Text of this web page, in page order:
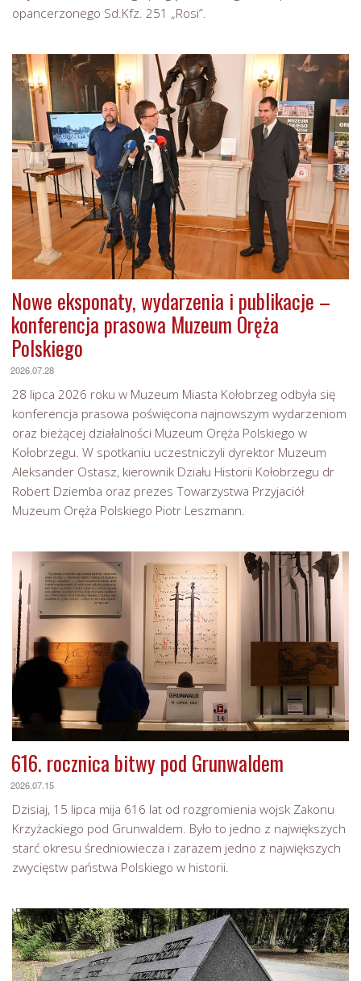
opancerzonego Sd.Kfz. 251 „Rosi”.
Nowe eksponaty, wydarzenia i publikacje –
konferencja prasowa Muzeum Oręża
Polskiego
2026.07.28
28 lipca 2026 roku w Muzeum Miasta Kołobrzeg odbyła się
konferencja prasowa poświęcona najnowszym wydarzeniom
oraz bieżącej działalności Muzeum Oręża Polskiego w
Kołobrzegu. W spotkaniu uczestniczyli dyrektor Muzeum
Aleksander Ostasz, kierownik Działu Historii Kołobrzegu dr
Robert Dziemba oraz prezes Towarzystwa Przyjaciół
Muzeum Oręża Polskiego Piotr Leszmann.
616. rocznica bitwy pod Grunwaldem
2026.07.15
Dzisiaj, 15 lipca mija 616 lat od rozgromienia wojsk Zakonu
Krzyżackiego pod Grunwaldem. Było to jedno z największych
starć okresu średniowiecza i zarazem jedno z największych
zwycięstw państwa Polskiego w historii.